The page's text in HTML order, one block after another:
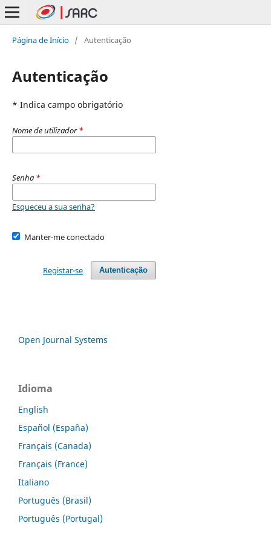
Página de Início / Autenticação
Autenticação
* Indica campo obrigatório
Nome de utilizador*
Senha *
Esqueceu a sua senha?
Manter-me conectado
Autenticação
Registar-se
Open Journal Systems
Idioma
English
Español (España)
Français (Canada)
Français (France)
Italiano
Português (Brasil)
Português (Portugal)